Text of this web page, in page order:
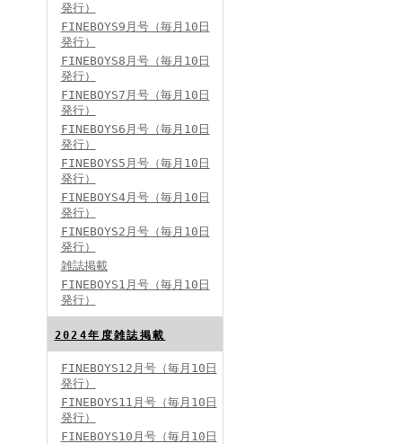
FINEBOYS2024年7月号
FINEBOYS2024年6月号
FINEBOYS2024年5月号
発行）
FINEBOYS9月号（毎月10日
発行）
FINEBOYS8月号（毎月10日
発行）
FINEBOYS7月号（毎月10日
発行）
FINEBOYS6月号（毎月10日
発行）
FINEBOYS5月号（毎月10日
発行）
FINEBOYS4月号（毎月10日
発行）
FINEBOYS2月号（毎月10日
発行）
雑誌掲載
FINEBOYS1月号（毎月10日
発行）
2024年度雑誌掲載
FINEBOYS12月号（毎月10日
発行）
FINEBOYS11月号（毎月10日
発行）
FINEBOYS10月号（毎月10日